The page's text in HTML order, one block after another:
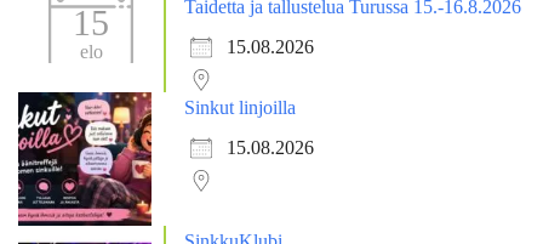
15
elo
Taidetta ja tallustelua Turussa 15.-16.8.2026
15.08.2026
Sinkut linjoilla
15.08.2026